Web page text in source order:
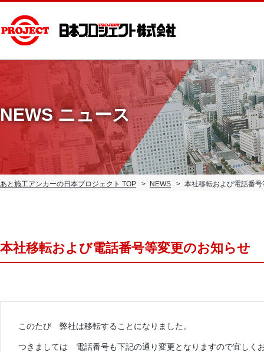
NEWS ニュース
あと施工アンカーの日本プロジェクト TOP NEWS 本社移転および電話番
本社移転および電話番号等変更のお知らせ
このたび 弊社は移転することになりました。
つきましては 電話番号も下記の通り変更となりますので宜しく